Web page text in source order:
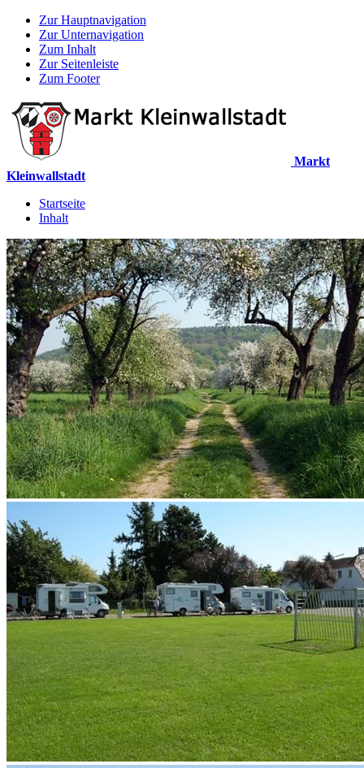
Zur Hauptnavigation
Zur Unternavigation
Zum Inhalt
Zur Seitenleiste
Zum Footer
Markt
Kleinwallstadt
Startseite
Inhalt